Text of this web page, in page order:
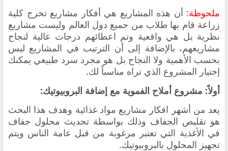
ملحوظة: أن هذه المشاريع هي أفكار مشاريع تخرج كلية
زراعة قام بها طلاب من جميع دول العالم وليست مشاريع
نظرية بل هي واقعية وتم اعطائهم درجات عالية لنجاح
مشاريعهم، بالإضافة إلى أن الترتيب في المشاريع ليس
بحسب الأهمية ولا النجاح بل هو مجرد سرد طبيعي يمكنك
إختيار المشروع الذي تراه مناسباً لك.
أولاً: مشروع أملاح الفموية مع إضافة البروبيوتيك:
يعد من أشهر افكار مشاريع مواد غذائية وهدف هذا البحث
هو تقليص الجفاف وذلك بواسطة تحديث محلول جفاف
في الأغذية التي تعتبر مرغوبة من قبل عامة الناس ويتم
تجهيز المحلول بالبروبيوتيك.